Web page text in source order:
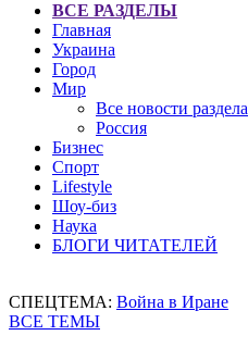
ВСЕ РАЗДЕЛЫ
Главная
Украина
Город
Мир
Все новости раздела
Россия
Бизнес
Спорт
Lifestyle
Шоу-биз
Наука
БЛОГИ ЧИТАТЕЛЕЙ
СПЕЦТЕМА: Война в Иране
ВСЕ ТЕМЫ